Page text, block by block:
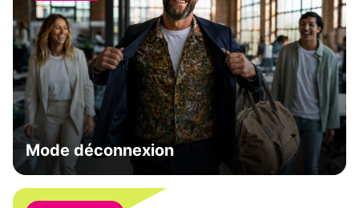
Mode déconnexion